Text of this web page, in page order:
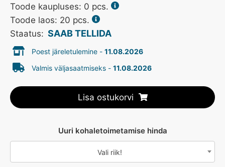
Toode kaupluses: 0 pcs.
Toode laos: 20 pcs.
Staatus: SAAB TELLIDA
Poest järeletulemine - 11.08.2026
Valmis väljasaatmiseks - 11.08.2026
Lisa ostukorvi
Uuri kohaletoimetamise hinda
Vali riik!